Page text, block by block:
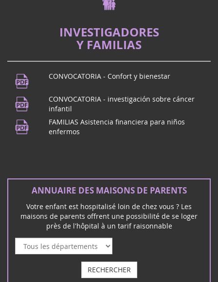
INVESTIGADORES
Y FAMILIAS
CONVOCATORIA - Confort y bienestar
CONVOCATORIA - investigación sobre cáncer
infantil
FAMILIAS Asistencia financiera para niños
enfermos
ANNUAIRE DES MAISONS DE PARENTS
Votre enfant est hospitalisé loin de chez vous ? Les
maisons de parents offrent une possibilité de se loger
près de l'hôpital à un tarif raisonnable
RECHERCHER